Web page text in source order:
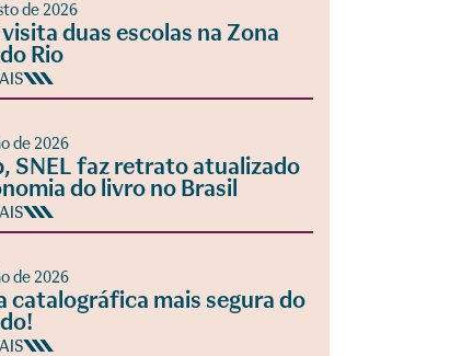
de 2026
visita duas escolas na Zona
Rio
de 2026
SNEL faz retrato atualizado
do livro no Brasil
de 2026
catalográfica mais segura do